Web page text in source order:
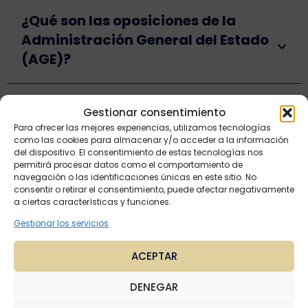
Gestionar consentimiento
Para ofrecer las mejores experiencias, utilizamos tecnologías
como las cookies para almacenar y/o acceder a la información
del dispositivo. El consentimiento de estas tecnologías nos
permitirá procesar datos como el comportamiento de
navegación o las identificaciones únicas en este sitio. No
consentir o retirar el consentimiento, puede afectar negativamente
a ciertas características y funciones.
Gestionar los servicios
ACEPTAR
DENEGAR
¿Qué son las oposiciones de la
Administración General del Estado
(AGE)?
¿Cuánto tiempo se necesita para
preparar las oposiciones de la AGE?
¿Cuándo se convocan las
oposiciones de la AGE?
¿Qué titulación necesito para
presentarme a las oposiciones